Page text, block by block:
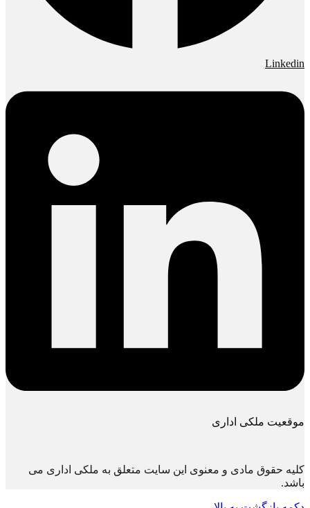
Linkedin
موقعیت ملکی اداری
کلیه حقوق مادی و معنوی این سایت متعلق به ملکی اداری می
باشد.